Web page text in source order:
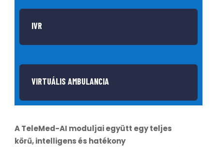
IVR
VIRTUÁLIS AMBULANCIA
A TeleMed-AI moduljai együtt egy teljes
körű, intelligens és hatékony